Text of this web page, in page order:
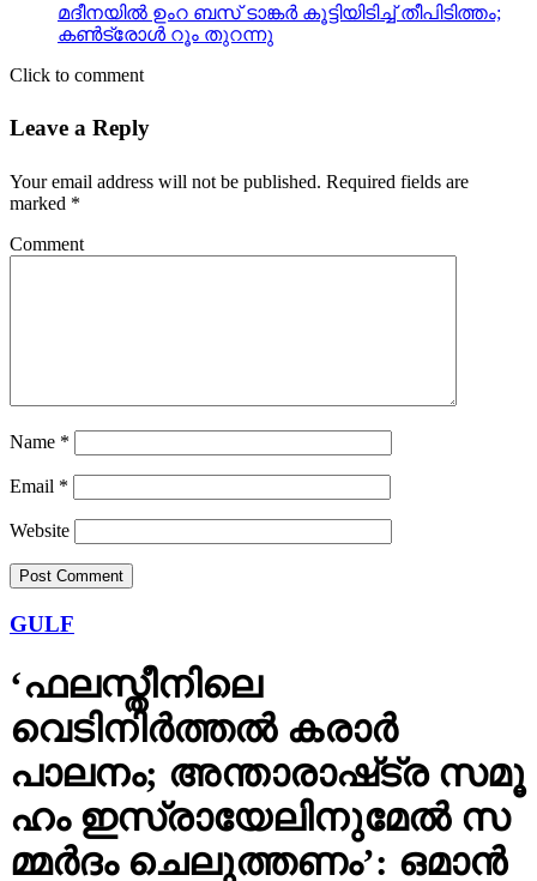
മദീനയില്‍ ഉംറ ബസ് ടാങ്കര്‍ കൂട്ടിയിടിച്ച് തീപിടിത്തം;
കണ്‍ട്രോള്‍ റൂം തുറന്നു
Click to comment
Leave a Reply
Your email address will not be published. Required fields are
marked *
Comment
Name *
Email *
Website
GULF
‘ഫലസ്തീനിലെ
വെടിനിർത്തൽ കരാർ
പാലനം; അ​ന്താ​രാ​ഷ്‌​ട്ര സ​മൂ​
ഹം ഇ​സ്രായേലിനുമേൽ സ​
മ്മ​ർ​ദം ചെ​ലു​ത്ത​ണം’: ഒ​മാ​ൻ